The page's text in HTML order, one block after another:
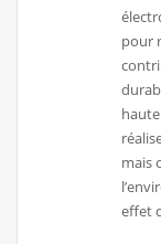
pour
mais
effet